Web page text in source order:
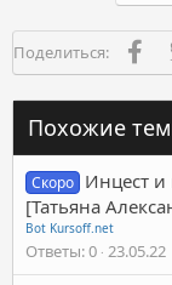
Поделиться:
Похожие
Скоро Инцест и
[Татьяна
Bot Kursoff.net
Ответы 0 23.05.22